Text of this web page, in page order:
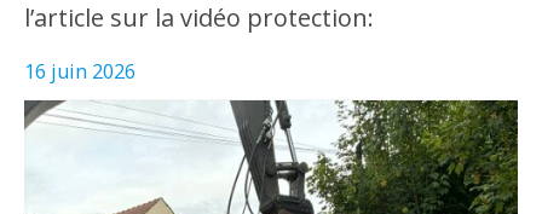
l’article sur la vidéo protection:
16 juin 2026